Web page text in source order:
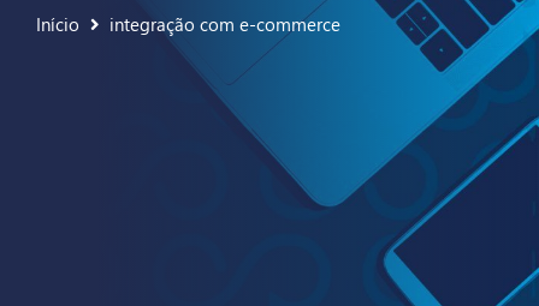
Início integração com e-commerce